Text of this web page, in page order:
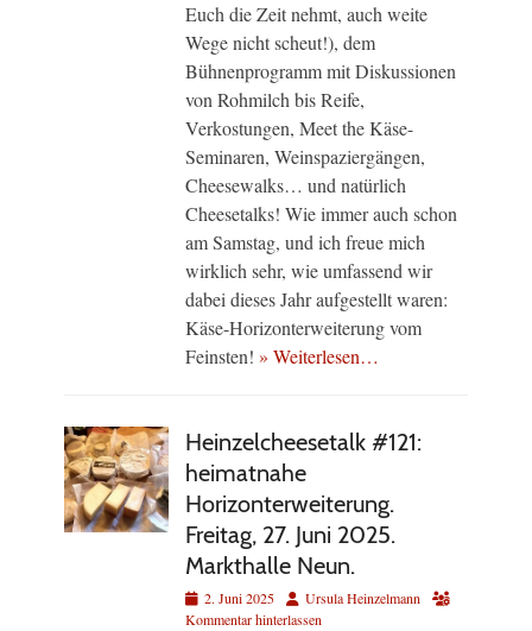
Euch die Zeit nehmt, auch weite
Wege nicht scheut!), dem
Bühnenprogramm mit Diskussionen
von Rohmilch bis Reife,
Verkostungen, Meet the Käse-
Seminaren, Weinspaziergängen,
Cheesewalks… und natürlich
Cheesetalks! Wie immer auch schon
am Samstag, und ich freue mich
wirklich sehr, wie umfassend wir
dabei dieses Jahr aufgestellt waren:
Käse-Horizonterweiterung vom
Feinsten! » Weiterlesen…
Heinzelcheesetalk #121:
heimatnahe
Horizonterweiterung.
Freitag, 27. Juni 2025.
Markthalle Neun.
Veröffentlicht
am
2. Juni 2025 AutorUrsula Heinzelmann
Kommentar hinterlassen